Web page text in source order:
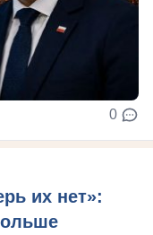
0
их нет»: